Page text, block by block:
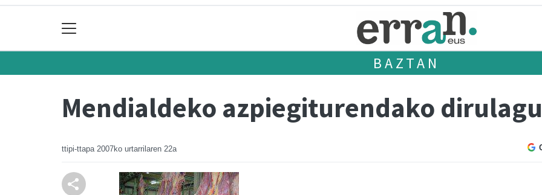
BAZTAN
Mendialdeko azpiegiturendako
ttipi-ttapa 2007ko urtarrilaren 22a